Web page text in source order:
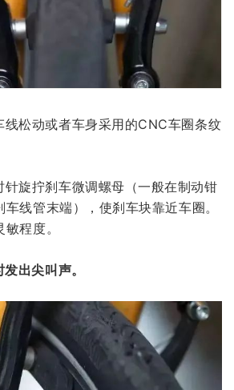
线松动或者车身采用的CNC车圈条纹
针旋拧刹车微调螺母（一般在制动钳
线管末端），使刹车块靠近车圈。
程度。
出尖叫声。